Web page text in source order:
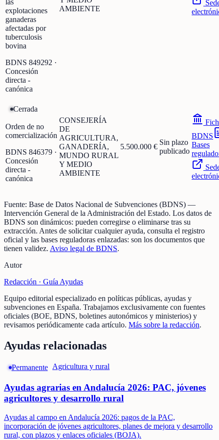
las
explotaciones
ganaderas
afectadas por
tuberculosis
bovina
BDNS 849292 ·
Concesión
directa -
canónica
AMBIENTE
Cerrada
Orden de no
comercialización
BDNS 846379 ·
Concesión
directa -
canónica
CONSEJERÍA
DE
AGRICULTURA,
GANADERÍA,
MUNDO RURAL
Y MEDIO
AMBIENTE
5.500.000 €
Sin plazo
publicado
BDNS
Bases
Fuente: Base de Datos Nacional de Subvenciones (BDNS) —
Intervención General de la Administración del Estado. Los datos de
BDNS son dinámicos: pueden corregirse o eliminarse tras su
extracción. Antes de solicitar cualquier ayuda, consulta el registro
oficial y las bases reguladoras enlazadas: son los documentos que
tienen validez. Aviso legal de BDNS.
Autor
Redacción · Guía Ayudas
Equipo editorial especializado en políticas públicas, ayudas y
subvenciones en España. Trabajamos exclusivamente con fuentes
oficiales (BOE, BDNS, boletines autonómicos y ministerios) y
revisamos periódicamente cada artículo. Más sobre la redacción.
Ayudas relacionadas
Permanente Agricultura y rural
Ayudas agrarias en Andalucía 2026: PAC, jóvenes
agricultores y desarrollo rural
Ayudas al campo en Andalucía 2026: pagos de la PAC,
incorporación de jóvenes agricultores, planes de mejora y desarrollo
rural, con plazos y enlaces oficiales (BOJA).